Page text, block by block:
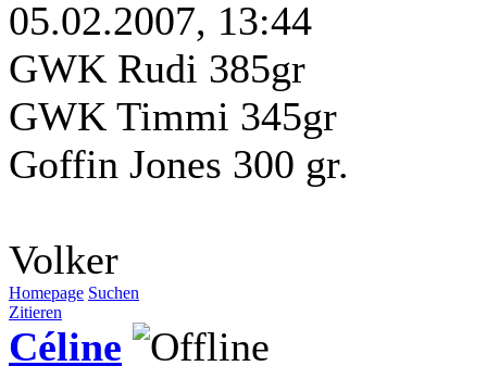
05.02.2007, 13:44
GWK Rudi 385gr
GWK Timmi 345gr
Goffin Jones 300 gr.
Volker
Homepage Suchen
Zitieren
Céline